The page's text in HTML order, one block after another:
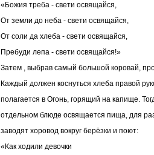
«Божия треба - свети освящайся,
От земли до неба - свети освящайся,
От соли да хлеба - свети освящайся,
Пребуди лепа - свети освящайся!»
Затем , выбрав самый большой коровай,
Каждый должен коснуться хлеба правой
полагается в Огонь, горящий на капище.
отдельном блюде освящается пища, для
заводят хоровод вокруг берёзки и поют:
«Как ходили девочки